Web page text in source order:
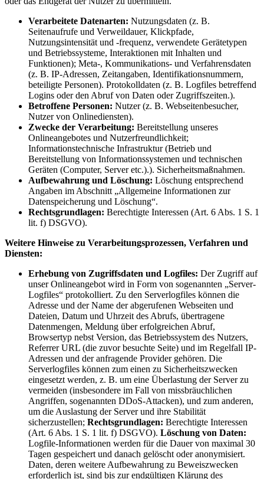
Verarbeitete Datenarten: Nutzungsdaten (z. B.
Seitenaufrufe und Verweildauer, Klickpfade,
Nutzungsintensität und -frequenz, verwendete Gerätetypen
und Betriebssysteme, Interaktionen mit Inhalten und
Funktionen); Meta-, Kommunikations- und Verfahrensdaten
(z. B. IP-Adressen, Zeitangaben, Identifikationsnummern,
beteiligte Personen). Protokolldaten (z. B. Logfiles betreffend
Logins oder den Abruf von Daten oder Zugriffszeiten.).
Betroffene Personen: Nutzer (z. B. Webseitenbesucher,
Nutzer von Onlinediensten).
Zwecke der Verarbeitung: Bereitstellung unseres
Onlineangebotes und Nutzerfreundlichkeit;
Informationstechnische Infrastruktur (Betrieb und
Bereitstellung von Informationssystemen und technischen
Geräten (Computer, Server etc.).). Sicherheitsmaßnahmen.
Aufbewahrung und Löschung: Löschung entsprechend
Angaben im Abschnitt „Allgemeine Informationen zur
Datenspeicherung und Löschung“.
Rechtsgrundlagen: Berechtigte Interessen (Art. 6 Abs. 1 S. 1
lit. f) DSGVO).
Weitere Hinweise zu Verarbeitungsprozessen, Verfahren und
Diensten:
Erhebung von Zugriffsdaten und Logfiles: Der Zugriff auf
unser Onlineangebot wird in Form von sogenannten „Server-
Logfiles“ protokolliert. Zu den Serverlogfiles können die
Adresse und der Name der abgerufenen Webseiten und
Dateien, Datum und Uhrzeit des Abrufs, übertragene
Datenmengen, Meldung über erfolgreichen Abruf,
Browsertyp nebst Version, das Betriebssystem des Nutzers,
Referrer URL (die zuvor besuchte Seite) und im Regelfall IP-
Adressen und der anfragende Provider gehören. Die
Serverlogfiles können zum einen zu Sicherheitszwecken
eingesetzt werden, z. B. um eine Überlastung der Server zu
vermeiden (insbesondere im Fall von missbräuchlichen
Angriffen, sogenannten DDoS-Attacken), und zum anderen,
um die Auslastung der Server und ihre Stabilität
sicherzustellen; Rechtsgrundlagen: Berechtigte Interessen
(Art. 6 Abs. 1 S. 1 lit. f) DSGVO). Löschung von Daten:
Logfile-Informationen werden für die Dauer von maximal 30
Tagen gespeichert und danach gelöscht oder anonymisiert.
Daten, deren weitere Aufbewahrung zu Beweiszwecken
erforderlich ist, sind bis zur endgültigen Klärung des